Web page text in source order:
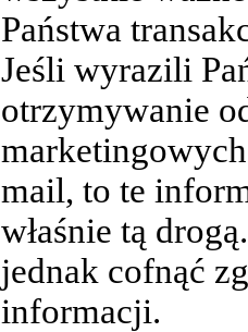
Państwa
Jeśli wyrazili
otrzymywanie
mail, to te
właśnie tą
jednak cofnąć
informacji.